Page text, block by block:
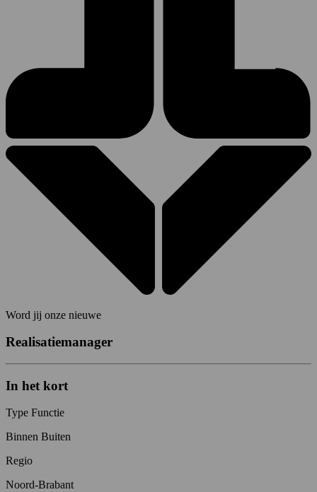
Word jij onze nieuwe
Realisatiemanager
In het kort
Type Functie
Binnen Buiten
Regio
Noord-Brabant